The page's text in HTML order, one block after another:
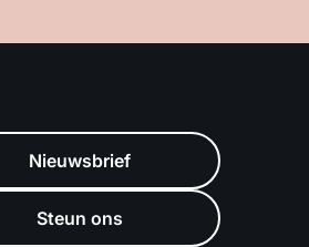
Nieuwsbrief
Steun ons